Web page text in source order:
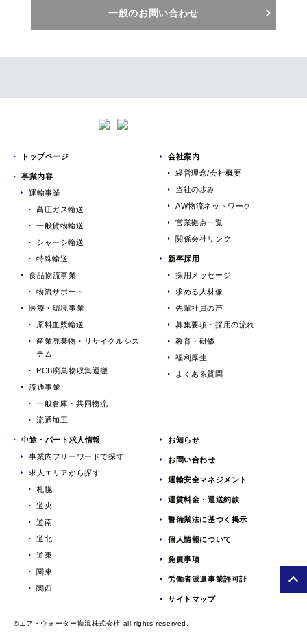
一般のお問い合わせ
トップページ
事業内容
運輸事業
高圧ガス輸送
一般貨物輸送
シャーシ輸送
特殊輸送
食品物流事業
物流サポート
医療・環境事業
原料血漿輸送
産業廃棄物・リサイクルシス
テム
PCB廃棄物収集運搬
流通事業
一般倉庫・共同物流
流通加工
会社案内
経営理念/会社概要
当社の歩み
AW物流ネットワーク
営業拠点一覧
関係会社リンク
新卒採用
採用メッセージ
求める人材像
先輩社員の声
募集要項・採用の流れ
教育・研修
福利厚生
よくある質問
中途・パート求人情報
事業内フリーワードで探す
求人エリアから探す
札幌
道央
道南
道北
道東
関東
関西
お知らせ
お問い合わせ
運輸安全マネジメント
運賃料金・運送約款
警備業法に基づく掲示
個人情報について
免責事項
労働者派遣事業許可証
サイトマップ
©エア・ウォーター物流株式会社 all rights reserved.